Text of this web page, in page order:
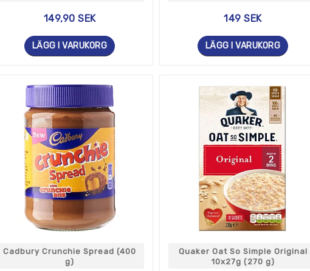
149,90 SEK
LÄGG I VARUKORG
149 SEK
LÄGG I VARUKORG
Cadbury Crunchie Spread (400
g)
Quaker Oat So Simple Original
10x27g (270 g)